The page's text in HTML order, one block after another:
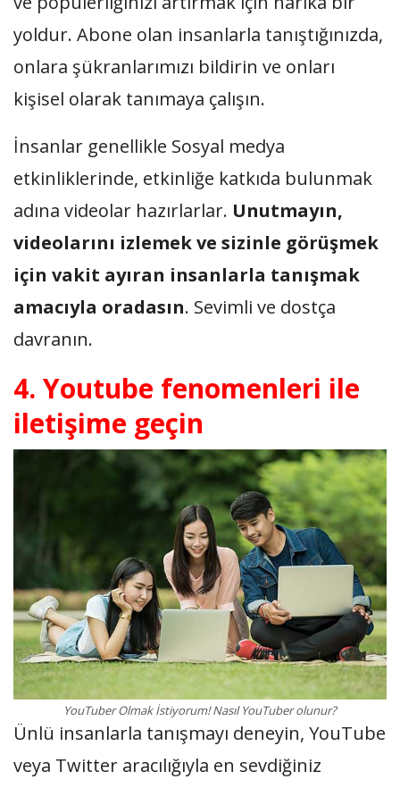
yoldur. Abone olan insanlarla tanıştığınızda,
onlara şükranlarımızı bildirin ve onları
kişisel olarak tanımaya çalışın.
İnsanlar genellikle Sosyal medya
etkinliklerinde, etkinliğe katkıda bulunmak
adına videolar hazırlarlar. Unutmayın,
videolarını izlemek ve sizinle görüşmek
için vakit ayıran insanlarla tanışmak
amacıyla oradasın. Sevimli ve dostça
davranın.
4. Youtube fenomenleri ile
iletişime geçin
YouTuber Olmak İstiyorum! Nasıl YouTuber olunur?
Ünlü insanlarla tanışmayı deneyin, YouTube
veya Twitter aracılığıyla en sevdiğiniz